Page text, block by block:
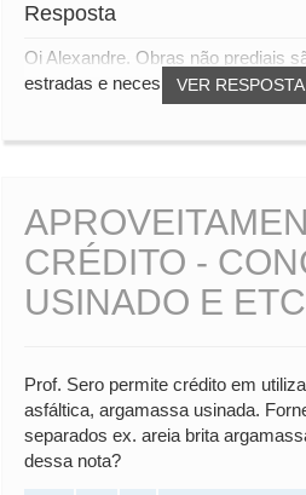
Resposta
VER
Oi Alexandre. Obras não prediais
estradas e necessitam de
CRÉDITO -
USINADO E ETC
Prof. Sero permite crédito em
asfáltica, argamassa usinada.
separados ex. areia brita
dessa nota?